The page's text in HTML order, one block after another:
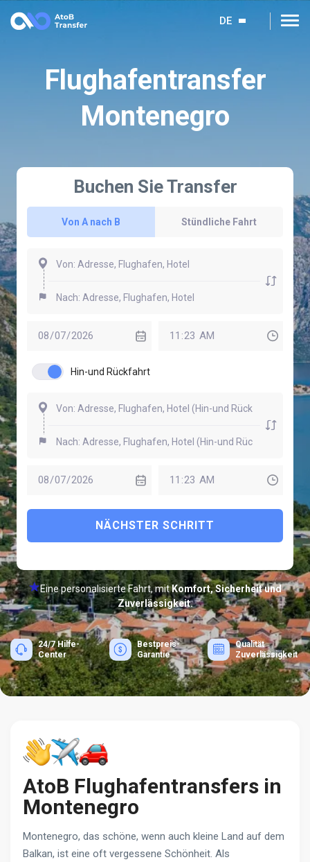
DE
Flughafentransfer
Montenegro
Buchen Sie Transfer
Von A nach B Stündliche Fahrt
Hin-und Rückfahrt
NÄCHSTER SCHRITT
Eine personalisierte Fahrt, mitKomfort, Sicherheit und
Zuverlässigkeit.
24/7 Hilfe-
Center
Bestpreis-
Garantie
Qualität
Zuverlässigkeit
AtoB Flughafentransfers in
Montenegro
Montenegro, das schöne, wenn auch kleine Land auf dem
Balkan, ist eine oft vergessene Schönheit. Als